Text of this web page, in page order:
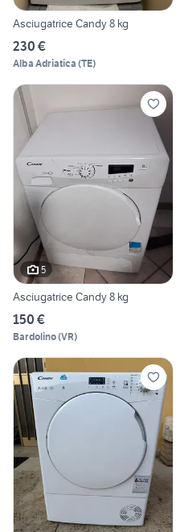
Asciugatrice Candy 8 kg
230 €
Alba Adriatica (TE)
5
Asciugatrice Candy 8 kg
150 €
Bardolino(VR)